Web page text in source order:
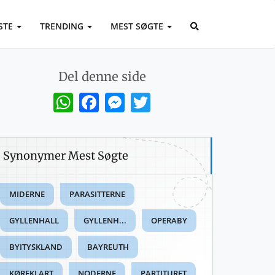
TRENDING MEST SØGTE
Del denne side
WhatsAppFacebookMessenger
Synonymer Mest Søgte
MIDERNE PARASITTERNE
GYLLENHALL GYLLENH... OPERABY
BYITYSKLAND BAYREUTH